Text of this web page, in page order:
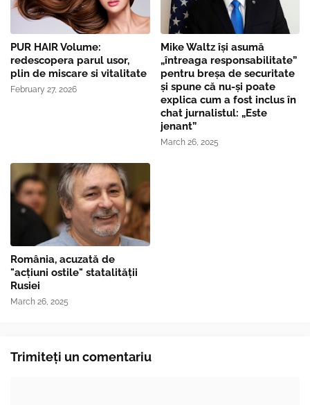
PUR HAIR Volume:
redescopera parul usor,
plin de miscare si vitalitate
February 27, 2026
Mike Waltz îşi asumă
„întreaga responsabilitate”
pentru breşa de securitate
și spune că nu-și poate
explica cum a fost inclus în
chat jurnalistul: „Este
jenant”
March 26, 2025
România, acuzată de
"acțiuni ostile" statalității
Rusiei
March 26, 2025
Trimiteți un comentariu